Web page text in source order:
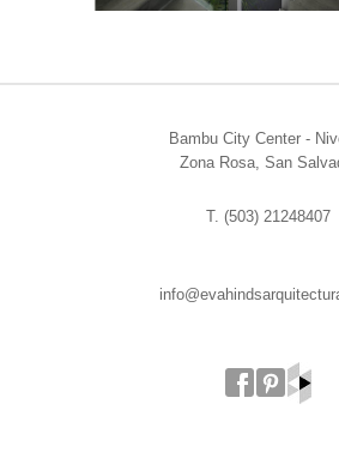
Bambu City Center -
Zona Rosa, San
T. (503) 21248407